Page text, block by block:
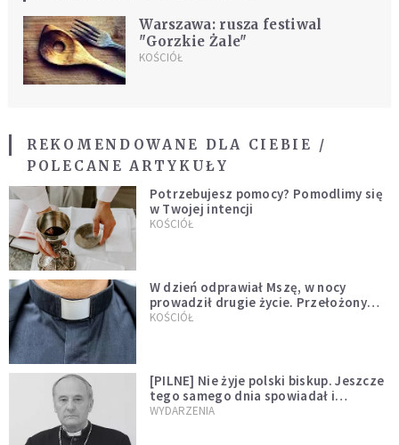
Warszawa: rusza festiwal
"Gorzkie Żale"
KOŚCIÓŁ
REKOMENDOWANE DLA CIEBIE /
POLECANE ARTYKUŁY
Potrzebujesz pomocy? Pomodlimy się
w Twojej intencji
KOŚCIÓŁ
W dzień odprawiał Mszę, w nocy
prowadził drugie życie. Przełożony
kazał mu opuścić zakon
KOŚCIÓŁ
[PILNE] Nie żyje polski biskup. Jeszcze
tego samego dnia spowiadał i
sprawował Mszę świętą
WYDARZENIA